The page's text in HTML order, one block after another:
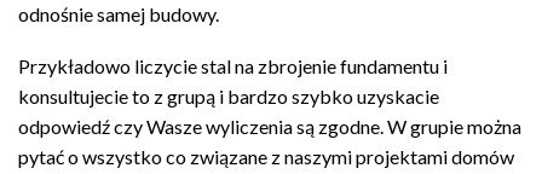
odnośnie samej budowy.
Przykładowo liczycie stal na zbrojenie fundamentu i
konsultujecie to z grupą i bardzo szybko uzyskacie
odpowiedź czy Wasze wyliczenia są zgodne. W grupie można
pytać o wszystko co związane z naszymi projektami domów